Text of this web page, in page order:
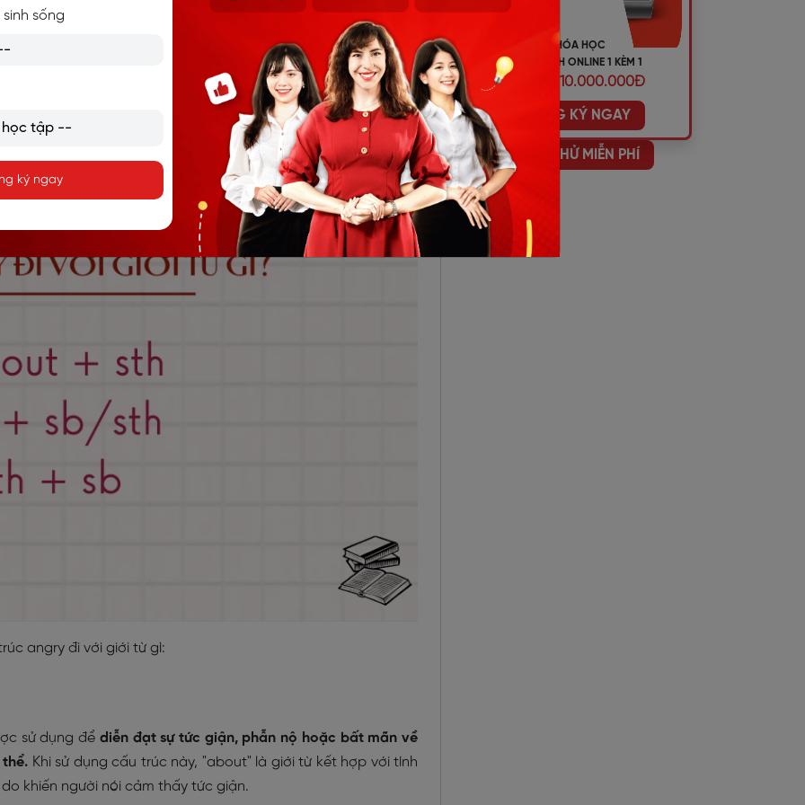
(Cô ấy đáp lại một cách tức giận trước cáo buộc.)
"with" để diễn tả sự tức giận, phẫn nộ, bất mãn về một người
(Cô ấy tức giận về việc chuyến bay bị hoãn.)
angry đi với giới từ gì:
sử dụng để diễn đạt sự tức giận, phẫn nộ hoặc bất mãn về
Khi sử dụng cấu trúc này, "about" là giới từ kết hợp với tính
khiến người nói cảm thấy tức giận.
KHÓA HỌC
TIẾNG ANH ONLINE 1 KÈM 1
ƯU ĐÃI 10.000.000Đ
ĐĂNG KÝ NGAY
HỌC THỬ MIỄN PHÍ
sống
ký ngay